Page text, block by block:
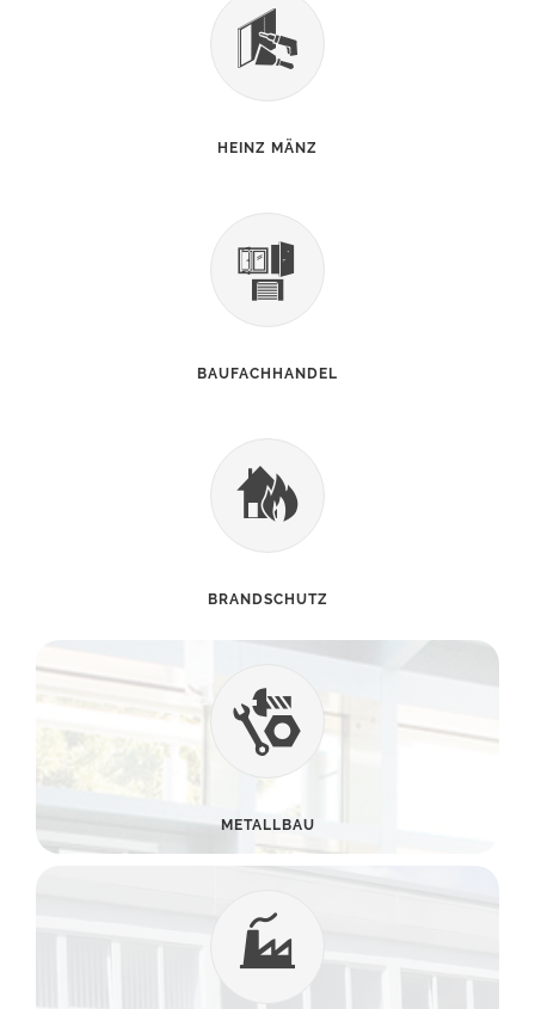
HEINZ MÄNZ
BAUFACHHANDEL
BRANDSCHUTZ
METALLBAU